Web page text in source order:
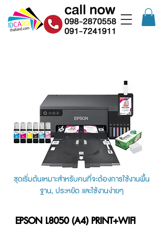
ชุดเริ่มต้นเหมาะสำหรับคนที่จะต้องการใช้งานพื้น
ฐาน, ประหยัด และใช้งานง่ายๆ
EPSON L8050 (A4) PRINT+WIFI